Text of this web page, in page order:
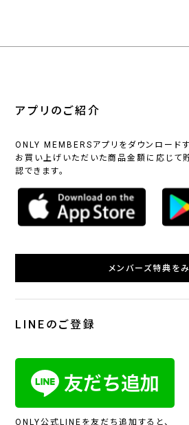
アプリのご紹介
ONLY MEMBERSアプリをダウンロードす
お買い上げいただいた商品金額に応じて
認できます。
メンバーズ特典を
LINEのご登録
ONLY公式LINEを友だち追加すると、